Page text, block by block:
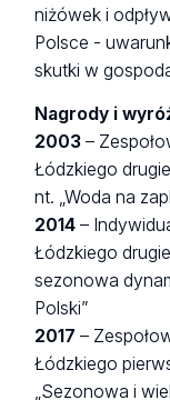
niżówek i
Polsce -
skutki w
Nagrody i
2003 –
Łódzkiego
nt. „Woda na
2014 –
Łódzkiego
sezonowa
Polski”
2017 –
Łódzkiego
„Sezonowa i